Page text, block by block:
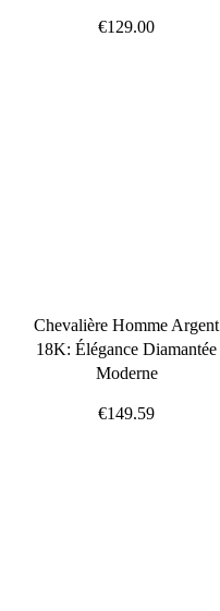
€129.00
Chevalière Homme Argent
18K: Élégance Diamantée
Moderne
€149.59